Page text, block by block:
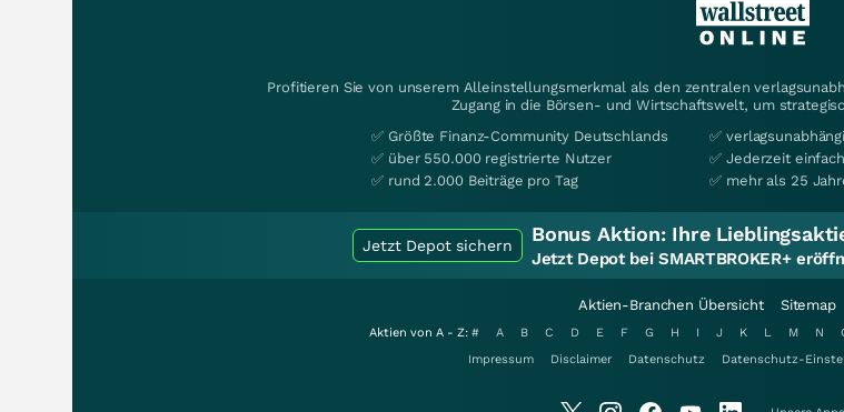
Profitieren Sie von unserem Alleinstellungsmerkmal als den zentralen
Zugang in die Börsen- und Wirtschaftswelt, um
✅ Größte Finanz-Community Deutschlands
✅ über 550.000 registrierte Nutzer
✅ rund 2.000 Beiträge pro Tag
✅
✅ Jederzeit
✅ mehr als 25
Jetzt Depot sichern Bonus Aktion: Ihre
Jetzt Depot bei SMARTBROKER+
Aktien-Branchen Übersicht Sitemap
Aktien von A - Z: # A B C D E F G H I J K L M N
Impressum
Disclaimer Datenschutz Datenschutz-